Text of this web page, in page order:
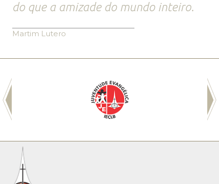
do que a amizade do mundo inteiro.
Martim Lutero